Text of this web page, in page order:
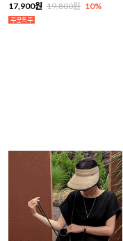
17,900원 19,800원 10%